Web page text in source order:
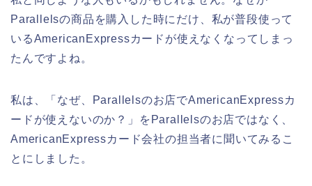
Parallelsの商品を購入した時にだけ、私が普段使って
いるAmericanExpressカードが使えなくなってしまっ
たんですよね。
私は、「なぜ、Parallelsのお店でAmericanExpressカ
ードが使えないのか？」をParallelsのお店ではなく、
AmericanExpressカード会社の担当者に聞いてみるこ
とにしました。